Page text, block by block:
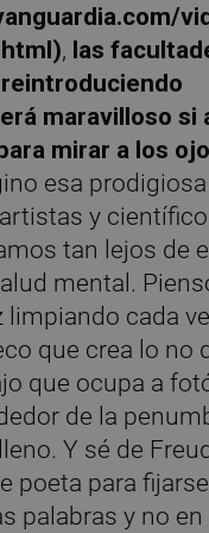
, las
maravilloso si
mirar a los
esa prodigiosa
y
tan lejos de
mental.
limpiando cada
que crea lo no
que ocupa a
de la
Y sé de
poeta para
palabras y no en